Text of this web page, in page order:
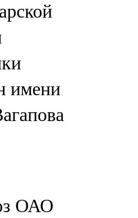
имени
ОАО